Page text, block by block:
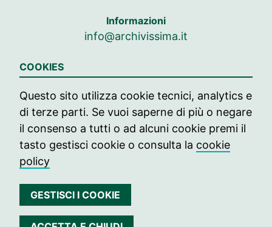
Informazioni
info@archivissima.it
Seguici su Facebook
Seguici su
Seguici su
© 2021 archivissima
Press
Edizione passate
Privacy
COOKIES
Questo sito utilizza cookie tecnici, analytics e
di terze parti. Se vuoi saperne di più o negare
il consenso a tutti o ad alcuni cookie premi il
tasto gestisci cookie o consulta la cookie
policy
GESTISCI I COOKIE